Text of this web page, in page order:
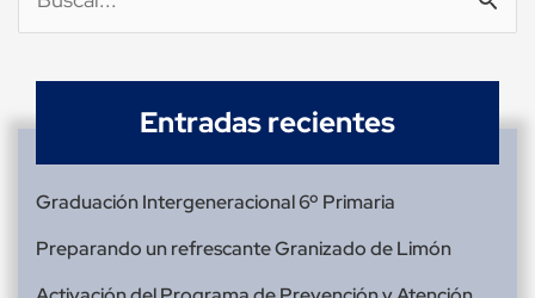
por:
Entradas recientes
Graduación Intergeneracional 6º Primaria
Preparando un refrescante Granizado de Limón